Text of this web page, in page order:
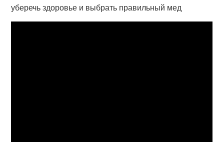
уберечь здоровье и выбрать правильный мед